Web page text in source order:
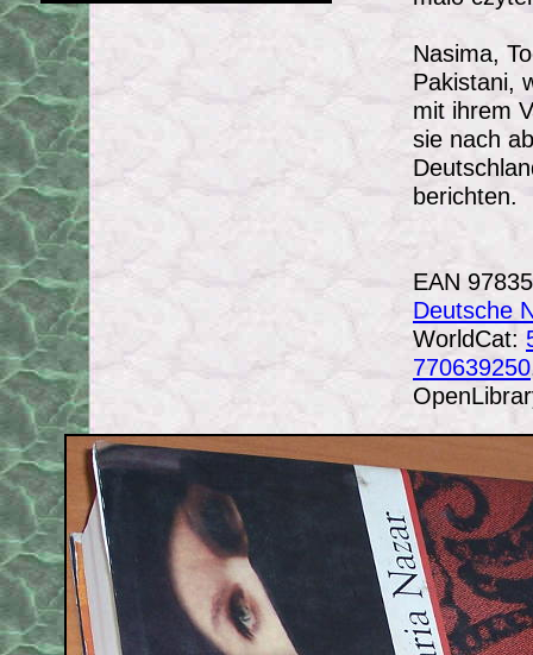
Nasima,
Pakistani,
mit ihrem
sie nach
berichten.
EAN
Deutsche
WorldCat:
770639250